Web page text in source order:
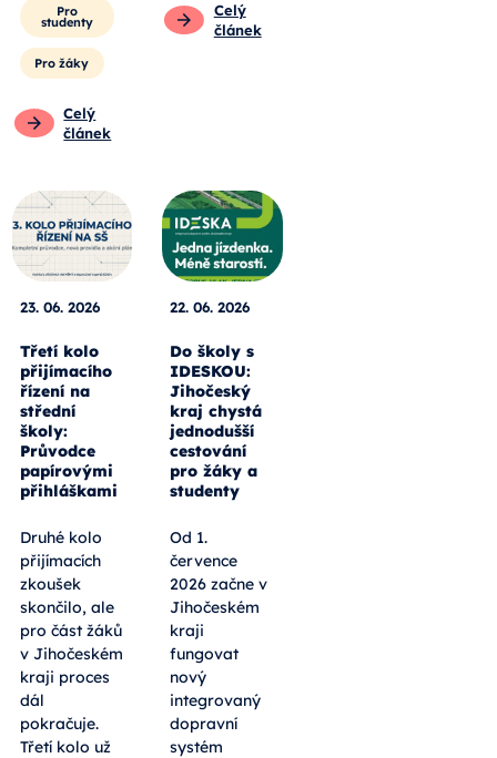
Pro
studenty
Pro žáky
Celý
článek
Celý
článek
23. 06. 2026
Třetí kolo
přijímacího
řízení na
střední
školy:
Průvodce
papírovými
přihláškami
Druhé kolo
přijímacích
zkoušek
skončilo, ale
pro část žáků
v Jihočeském
kraji proces
dál
pokračuje.
Třetí kolo už
22. 06. 2026
Do školy s
IDESKOU:
Jihočeský
kraj chystá
jednodušší
cestování
pro žáky a
studenty
Od 1.
července
2026 začne v
Jihočeském
kraji
fungovat
nový
integrovaný
dopravní
systém